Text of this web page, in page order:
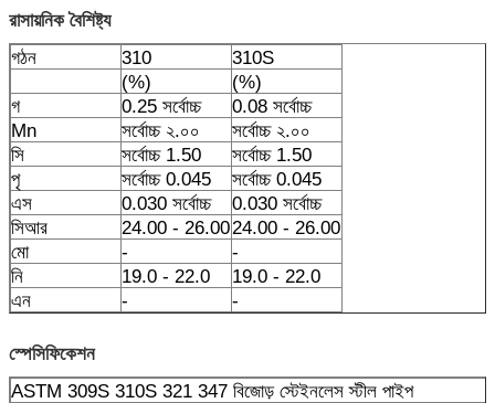
রাসায়নিক বৈশিষ্ট্য
গঠন
310
310S
(%)
(%)
গ
0.25 সর্বোচ্চ
0.08 সর্বোচ্চ
Mn
সর্বোচ্চ ২.০০
সর্বোচ্চ ২.০০
সি
সর্বোচ্চ 1.50
সর্বোচ্চ 1.50
পৃ
সর্বোচ্চ 0.045
সর্বোচ্চ 0.045
এস
0.030 সর্বোচ্চ
0.030 সর্বোচ্চ
সিআর
24.00 - 26.0024.00 - 26.00
মো
-
-
নি
19.0 - 22.0
19.0 - 22.0
এন
- -
স্পেসিফিকেশন
ASTM 309S 310S 321 347 বিজোড় স্টেইনলেস স্টীল পাইপ